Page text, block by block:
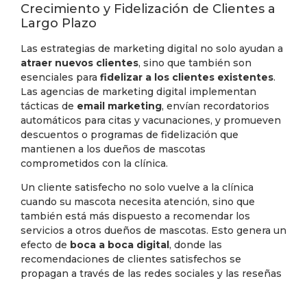
Crecimiento y Fidelización de Clientes a
Largo Plazo
Las estrategias de marketing digital no solo ayudan a
atraer nuevos clientes, sino que también son
esenciales para fidelizar a los clientes existentes.
Las agencias de marketing digital implementan
tácticas de email marketing, envían recordatorios
automáticos para citas y vacunaciones, y promueven
descuentos o programas de fidelización que
mantienen a los dueños de mascotas
comprometidos con la clínica.
Un cliente satisfecho no solo vuelve a la clínica
cuando su mascota necesita atención, sino que
también está más dispuesto a recomendar los
servicios a otros dueños de mascotas. Esto genera un
efecto de boca a boca digital, donde las
recomendaciones de clientes satisfechos se
propagan a través de las redes sociales y las reseñas